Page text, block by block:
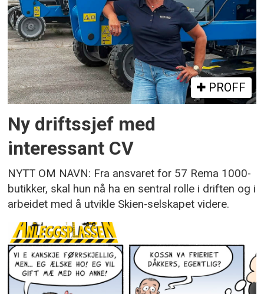
PROFF
Ny driftssjef med
interessant CV
NYTT OM NAVN: Fra ansvaret for 57 Rema 1000-
butikker, skal hun nå ha en sentral rolle i driften og i
arbeidet med å utvikle Skien-selskapet videre.